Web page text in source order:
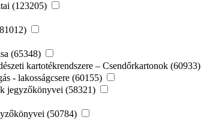
(123205)
(65348)
kartotékrendszere – Csendőrkartonok (60933)
- lakosságcsere (60155)
jegyzőkönyvei (58321)
(50784)